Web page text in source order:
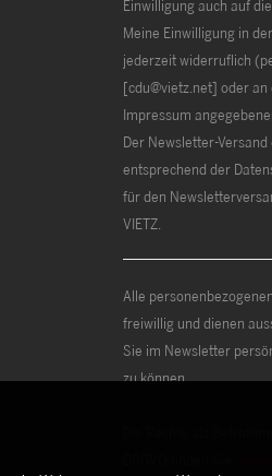
Einwilligung auch auf
Meine Einwilligung in
jederzeit widerruflich
[cdu@vietz.net] oder an
Impressum
Der Newsletter-
entsprechend der
für den
VIETZ.
Alle
freiwillig und dienen
Sie im Newsletter
zu können.